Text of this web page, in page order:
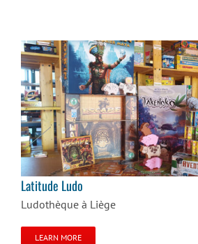
Latitude Ludo
Latitude Ludo
Ludothèque à Liège
LEARN MORE